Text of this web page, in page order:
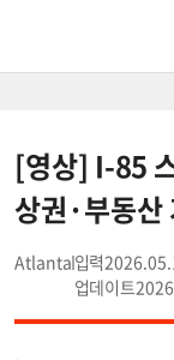
[영상] I-85
상권·부동산
Atlanta